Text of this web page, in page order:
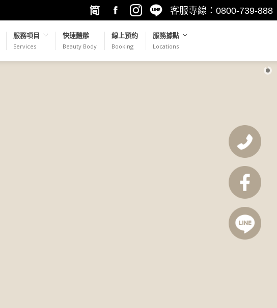
客服專線：0800-739-888
繁簡轉
換
FacebookInstagramLINE@
服務項目
Services
快速體雕
Beauty Body
線上預約
Booking
服務據點
Locations